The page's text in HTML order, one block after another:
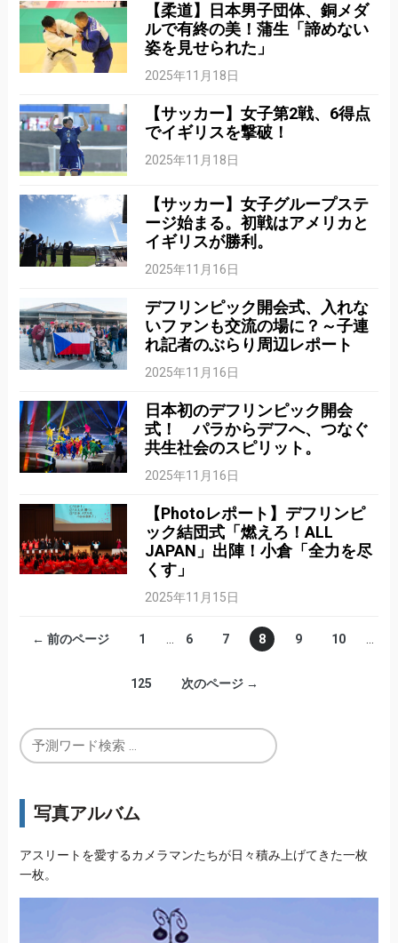
【柔道】日本男子団体、銅メダ
ルで有終の美！蒲生「諦めない
姿を見せられた」
2025年11月18日
【サッカー】女子第2戦、6得点
でイギリスを撃破！
2025年11月18日
【サッカー】女子グループステ
ージ始まる。初戦はアメリカと
イギリスが勝利。
2025年11月16日
デフリンピック開会式、入れな
いファンも交流の場に？～子連
れ記者のぶらり周辺レポート
2025年11月16日
日本初のデフリンピック開会
式！ パラからデフへ、つなぐ
共生社会のスピリット。
2025年11月16日
【Photoレポート】デフリンピ
ック結団式「燃えろ！ALL
JAPAN」出陣！小倉「全力を尽
くす」
2025年11月15日
← 前のページ 1 6 7 8 9 10
125 次のページ →
写真アルバム
アスリートを愛するカメラマンたちが日々積み上げてきた一枚
一枚。